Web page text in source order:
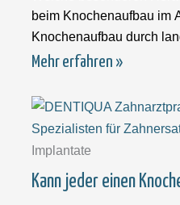
beim Knochenaufbau im
Knochenaufbau durch
Heilungsprozesse,
Mehr erfahren »
Implantate
Kann jeder einen